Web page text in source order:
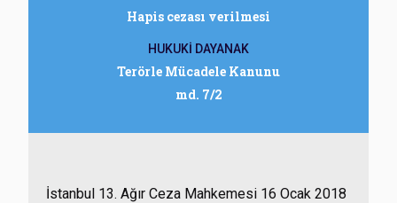
Hapis cezası verilmesi
HUKUKİ DAYANAK
Terörle Mücadele Kanunu
md. 7/2
İstanbul 13. Ağır Ceza Mahkemesi 16 Ocak 2018